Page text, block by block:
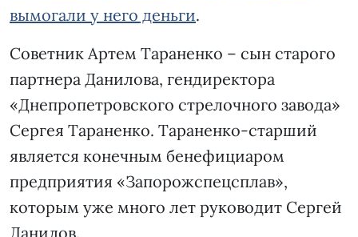
вымогали у него деньги.
Советник Артем Тараненко – сын старого
партнера Данилова, гендиректора
«Днепропетровского стрелочного завода»
Сергея Тараненко. Тараненко-старший
является конечным бенефициаром
предприятия «Запорожспецсплав»,
которым уже много лет руководит Сергей
Данилов.